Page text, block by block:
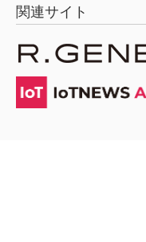
関連サイト